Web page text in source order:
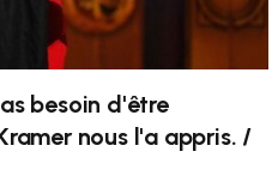
besoin d'être
nous l'a appris. /